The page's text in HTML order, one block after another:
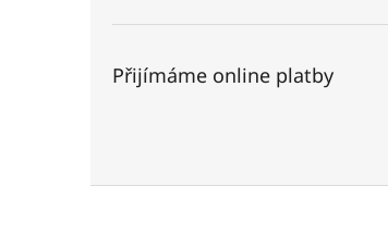
Přijímáme online platby